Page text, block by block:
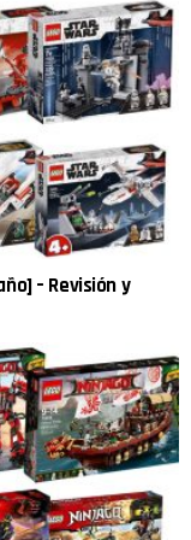
– Revisión y